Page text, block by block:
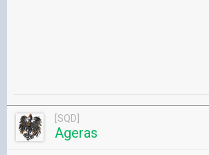
[SQD]
Ageras